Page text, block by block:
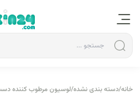
خانه/دسته بندی نشده/لوسیون مرطوب کننده